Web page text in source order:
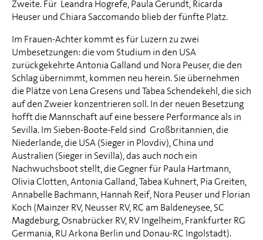
Zweite. Für Leandra Hogrefe, Paula Gerundt, Ricarda
Heuser und Chiara Saccomando blieb der fünfte Platz.
Im Frauen-Achter kommt es für Luzern zu zwei
Umbesetzungen: die vom Studium in den USA
zurückgekehrte Antonia Galland und Nora Peuser, die den
Schlag übernimmt, kommen neu herein. Sie übernehmen
die Plätze von Lena Gresens und Tabea Schendekehl, die sich
auf den Zweier konzentrieren soll. In der neuen Besetzung
hofft die Mannschaft auf eine bessere Performance als in
Sevilla. Im Sieben-Boote-Feld sind Großbritannien, die
Niederlande, die USA (Sieger in Plovdiv), China und
Australien (Sieger in Sevilla), das auch noch ein
Nachwuchsboot stellt, die Gegner für Paula Hartmann,
Olivia Clotten, Antonia Galland, Tabea Kuhnert, Pia Greiten,
Annabelle Bachmann, Hannah Reif, Nora Peuser und Florian
Koch (Mainzer RV, Neusser RV, RC am Baldeneysee, SC
Magdeburg, Osnabrücker RV, RV Ingelheim, Frankfurter RG
Germania, RU Arkona Berlin und Donau-RC Ingolstadt).